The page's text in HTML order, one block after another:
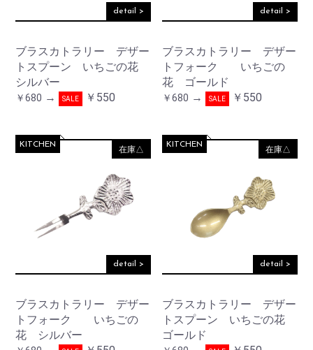
detail >
ブラスカトラリー デザー
トスプーン いちごの花
シルバー
￥680 → SALE ￥550
detail >
ブラスカトラリー デザー
トフォーク いちごの
花 ゴールド
￥680 → SALE ￥550
在庫△
detail >
ブラスカトラリー デザー
トフォーク いちごの
花 シルバー
KITCHEN 在庫△
detail >
ブラスカトラリー デザー
トスプーン いちごの花
ゴールド
KITCHEN
お買い物を続ける